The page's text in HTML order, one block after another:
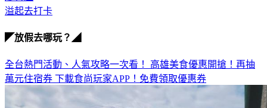
溢起去打卡
◤放假去哪玩？◢
全台熱門活動、人氣攻略一次看！ 高雄美食優惠開搶！再抽
萬元住宿券 下載食尚玩家APP！免費領取優惠券